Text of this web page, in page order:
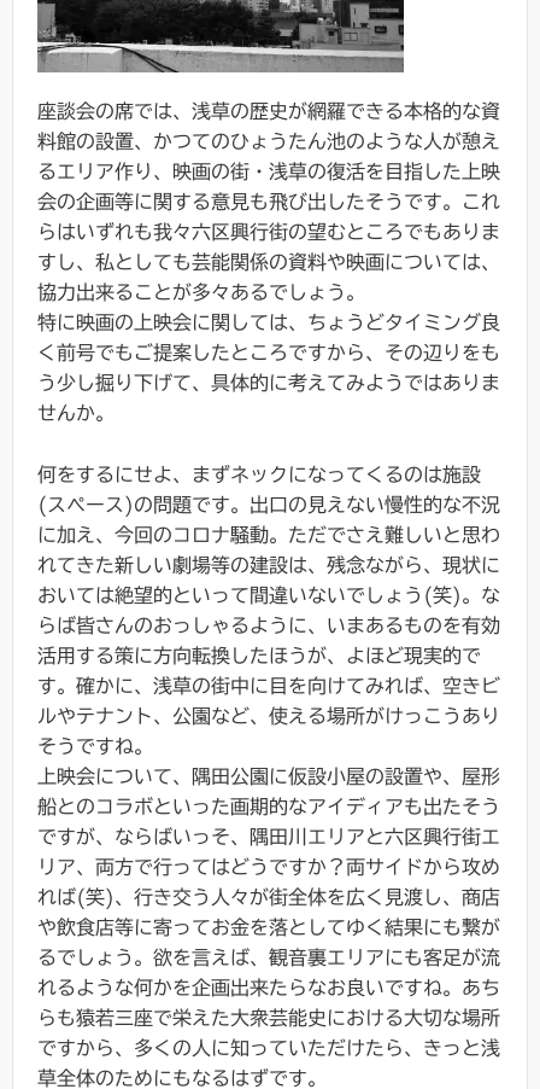
座談会の席では、浅草の歴史が網羅できる本格的な資
料館の設置、かつてのひょうたん池のような人が憩え
るエリア作り、映画の街・浅草の復活を目指した上映
会の企画等に関する意見も飛び出したそうです。これ
らはいずれも我々六区興行街の望むところでもありま
すし、私としても芸能関係の資料や映画については、
協力出来ることが多々あるでしょう。
特に映画の上映会に関しては、ちょうどタイミング良
く前号でもご提案したところですから、その辺りをも
う少し掘り下げて、具体的に考えてみようではありま
せんか。
何をするにせよ、まずネックになってくるのは施設
(スペース)の問題です。出口の見えない慢性的な不況
に加え、今回のコロナ騒動。ただでさえ難しいと思わ
れてきた新しい劇場等の建設は、残念ながら、現状に
おいては絶望的といって間違いないでしょう(笑)。な
らば皆さんのおっしゃるように、いまあるものを有効
活用する策に方向転換したほうが、よほど現実的で
す。確かに、浅草の街中に目を向けてみれば、空きビ
ルやテナント、公園など、使える場所がけっこうあり
そうですね。
上映会について、隅田公園に仮設小屋の設置や、屋形
船とのコラボといった画期的なアイディアも出たそう
ですが、ならばいっそ、隅田川エリアと六区興行街エ
リア、両方で行ってはどうですか？両サイドから攻め
れば(笑)、行き交う人々が街全体を広く見渡し、商店
や飲食店等に寄ってお金を落としてゆく結果にも繋が
るでしょう。欲を言えば、観音裏エリアにも客足が流
れるような何かを企画出来たらなお良いですね。あち
らも猿若三座で栄えた大衆芸能史における大切な場所
ですから、多くの人に知っていただけたら、きっと浅
草全体のためにもなるはずです。